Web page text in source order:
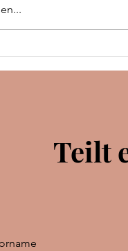
night we met
Teilt